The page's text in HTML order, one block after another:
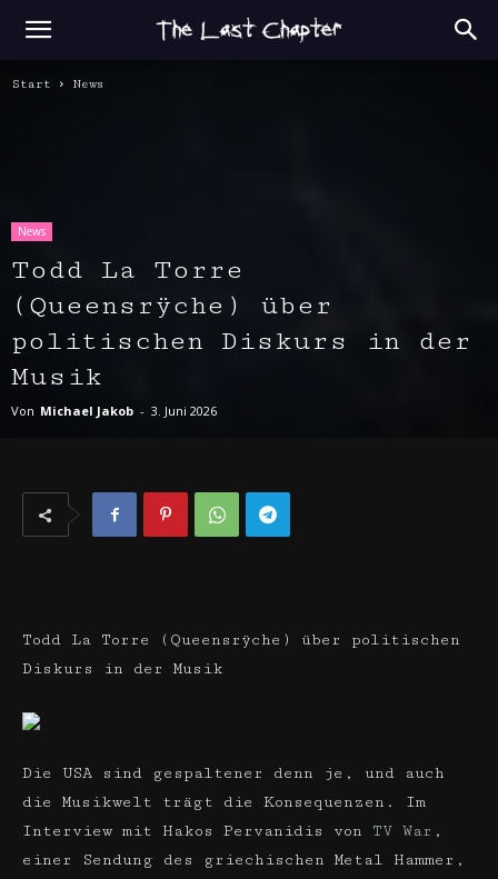
Start News
News
Todd La Torre
(Queensrÿche) über
politischen Diskurs in der
Musik
Von Michael Jakob - 3. Juni 2026
Todd La Torre (Queensrÿche) über politischen
Diskurs in der Musik
Die USA sind gespaltener denn je, und auch
die Musikwelt trägt die Konsequenzen. Im
Interview mit Hakos Pervanidis von TV War ,
einer Sendung des griechischen Metal Hammer,